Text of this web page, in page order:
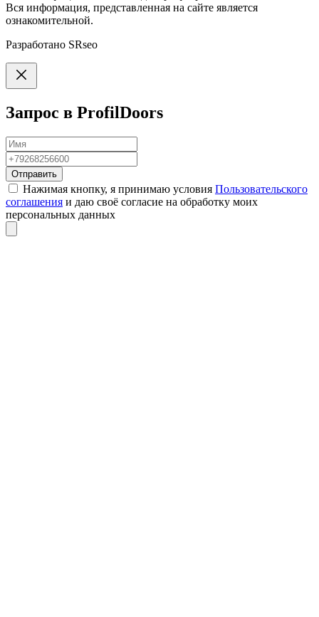
Вся информация, представленная на сайте является
ознакомительной.
Разработано SRseo
Запрос в ProfilDoors
Отправить
Нажимая кнопку, я принимаю условия Пользовательского
соглашения и даю своё согласие на обработку моих
персональных данных